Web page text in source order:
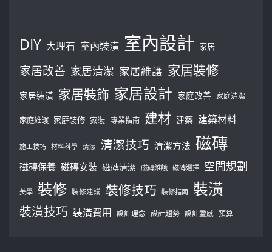
DIY 大理石 室內裝潢 室內設計 家居
家居改善 家居清潔 家居維護 家居裝修
家居裝潢 家居裝飾 家居設計 家庭改善 家庭清潔
家庭維護 家庭裝修 家裝 專業指南 建材 建築 建築材料
施工技巧 材料科學 清潔 清潔技巧 清潔方法 磁磚
磁磚保養 磁磚安裝 磁磚清潔 磁磚維護 磁磚選擇 空間規劃
美學 裝修 裝修建議 裝修技巧 裝修指南 裝潢
裝潢技巧 裝潢費用 設計理念 設計趨勢 設計靈感 預算